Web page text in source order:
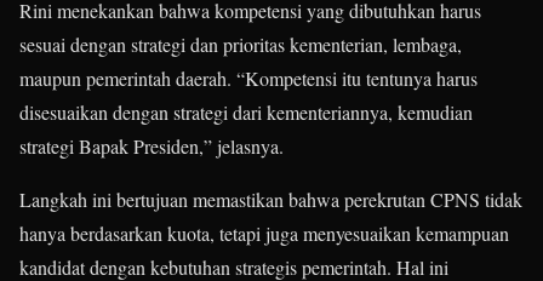
Rini menekankan bahwa kompetensi yang dibutuhkan harus
sesuai dengan strategi dan prioritas kementerian, lembaga,
maupun pemerintah daerah. “Kompetensi itu tentunya harus
disesuaikan dengan strategi dari kementeriannya, kemudian
strategi Bapak Presiden,” jelasnya.
Langkah ini bertujuan memastikan bahwa perekrutan CPNS tidak
hanya berdasarkan kuota, tetapi juga menyesuaikan kemampuan
kandidat dengan kebutuhan strategis pemerintah. Hal ini